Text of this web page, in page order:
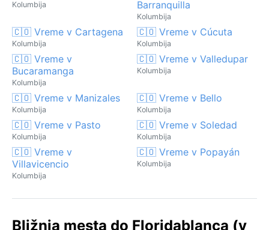
Kolumbija Barranquilla
Kolumbija
🇨🇴 Vreme v Cartagena
Kolumbija
🇨🇴 Vreme v Cúcuta
Kolumbija
🇨🇴 Vreme v
Bucaramanga
Kolumbija
🇨🇴 Vreme v Valledupar
Kolumbija
🇨🇴 Vreme v Manizales
Kolumbija
🇨🇴 Vreme v Bello
Kolumbija
🇨🇴 Vreme v Pasto
Kolumbija
🇨🇴 Vreme v Soledad
Kolumbija
🇨🇴 Vreme v
Villavicencio
Kolumbija
🇨🇴 Vreme v Popayán
Kolumbija
Bližnja mesta do Floridablanca (v